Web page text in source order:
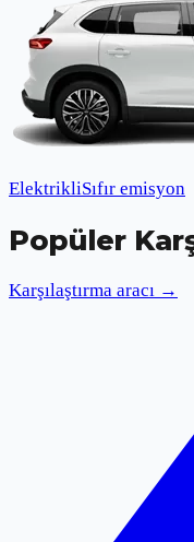
ElektrikliSıfır emisyon
Popüler
Karşılaştırma aracı →